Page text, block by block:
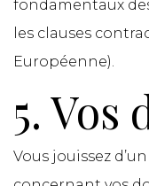
fondamentaux
les clauses
Européenne).
5. Vos
Vous jouissez